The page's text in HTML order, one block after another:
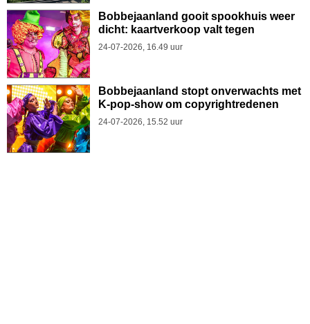
Bobbejaanland gooit spookhuis weer
dicht: kaartverkoop valt tegen
24-07-2026, 16.49 uur
Bobbejaanland stopt onverwachts met
K-pop-show om copyrightredenen
24-07-2026, 15.52 uur